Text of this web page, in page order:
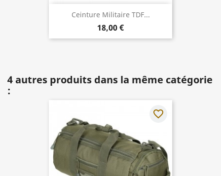
Ceinture Militaire TDF...
18,00 €
4 autres produits dans la même catégorie
:
favorite_border